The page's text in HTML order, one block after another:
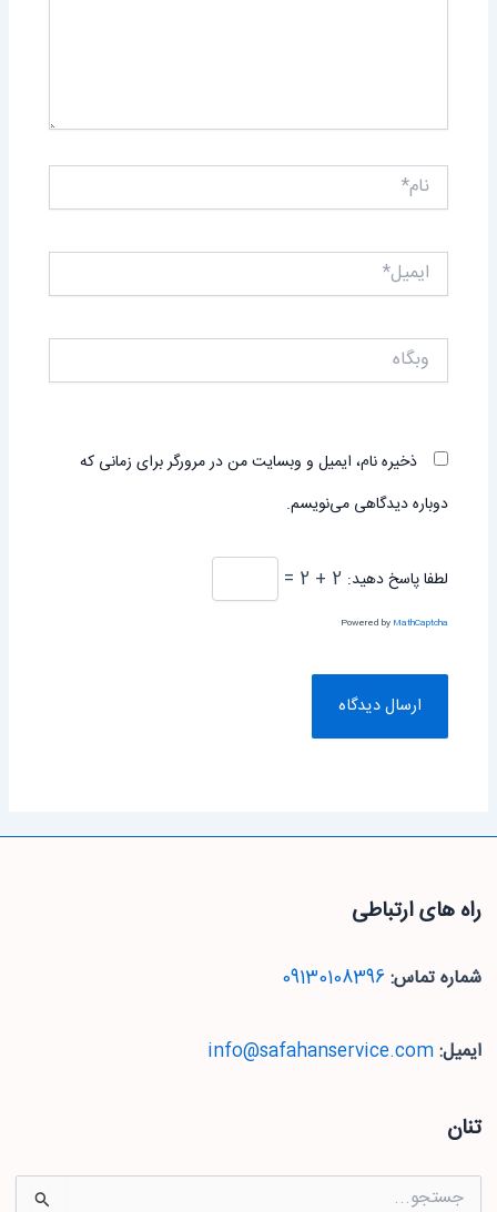
نام*
ایمیل*
وبگاه
ذخیره نام، ایمیل و وبسایت من در مرورگر برای زمانی که
دوباره دیدگاهی می‌نویسم.
لطفا پاسخ دهید: 2 + 2 =
Powered by MathCaptcha
راه های ارتباطی
شماره تماس:09130108396
ایمیل:info@safahanservice.com
تنان
جستجو